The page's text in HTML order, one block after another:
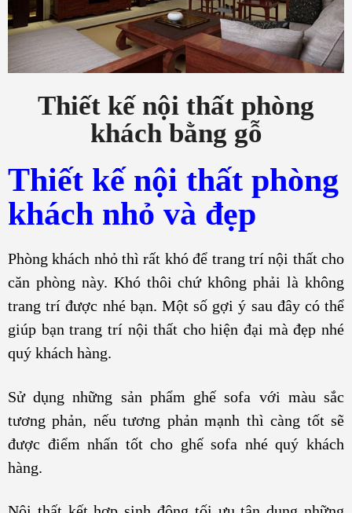
Thiết kế nội thất phòng
khách bằng gỗ
Thiết kế nội thất phòng
khách nhỏ và đẹp
Phòng khách nhỏ thì rất khó để trang trí nội thất cho
căn phòng này. Khó thôi chứ không phải là không
trang trí được nhé bạn. Một số gợi ý sau đây có thể
giúp bạn trang trí nội thất cho hiện đại mà đẹp nhé
quý khách hàng.
Sử dụng những sản phẩm ghế sofa với màu sắc
tương phản, nếu tương phản mạnh thì càng tốt sẽ
được điểm nhấn tốt cho ghế sofa nhé quý khách
hàng.